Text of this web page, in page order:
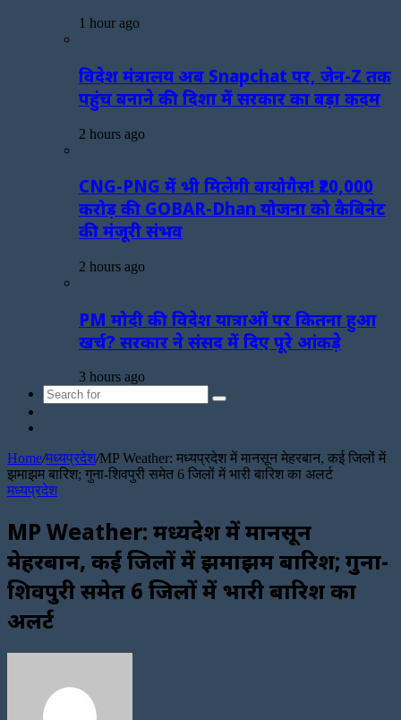
1 hour ago
विदेश मंत्रालय अब Snapchat पर, जेन-Z तक
पहुंच बनाने की दिशा में सरकार का बड़ा कदम
2 hours ago
CNG-PNG में भी मिलेगी बायोगैस! ₹20,000
करोड़ की GOBAR-Dhan योजना को कैबिनेट
की मंजूरी संभव
2 hours ago
PM मोदी की विदेश यात्राओं पर कितना हुआ
खर्च? सरकार ने संसद में दिए पूरे आंकड़े
3 hours ago
Search
Home/मध्यप्रदेश/MP Weather: मध्यप्रदेश में मानसून मेहरबान, कई जिलों में
झमाझम बारिश; गुना-शिवपुरी समेत 6 जिलों में भारी बारिश का अलर्ट
मध्यप्रदेश
MP Weather: मध्यप्रदेश में मानसून
मेहरबान, कई जिलों में झमाझम बारिश; गुना-
शिवपुरी समेत 6 जिलों में भारी बारिश का
अलर्ट